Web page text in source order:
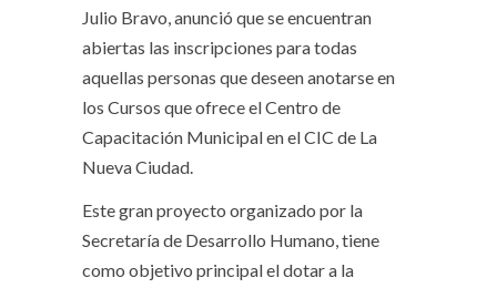
Julio Bravo, anunció que se encuentran
abiertas las inscripciones para todas
aquellas personas que deseen anotarse en
los Cursos que ofrece el Centro de
Capacitación Municipal en el CIC de La
Nueva Ciudad.
Este gran proyecto organizado por la
Secretaría de Desarrollo Humano, tiene
como objetivo principal el dotar a la